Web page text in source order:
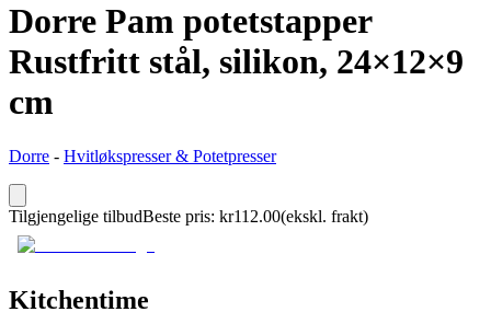
Dorre Pam potetstapper
Rustfritt stål, silikon, 24×12×9
cm
Dorre - Hvitløkspresser & Potetpresser
Tilgjengelige tilbudBeste pris: kr112.00(ekskl. frakt)
Kitchentime